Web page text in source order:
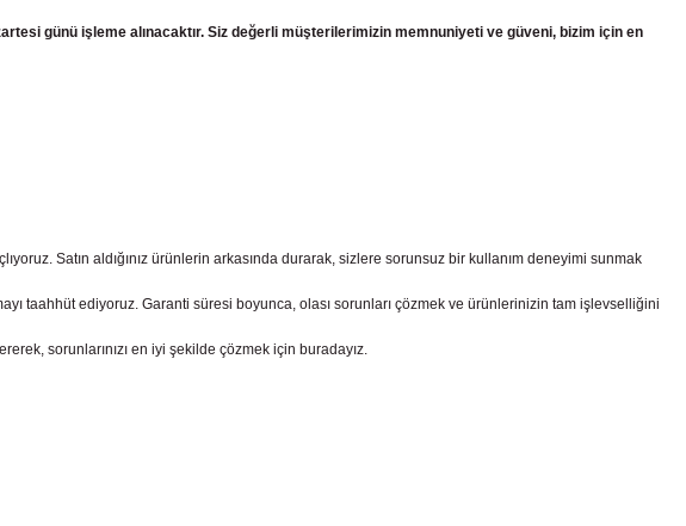
günü işleme alınacaktır. Siz değerli müşterilerimizin memnuniyeti ve güveni, bizim için en
Satın aldığınız ürünlerin arkasında durarak, sizlere sorunsuz bir kullanım deneyimi sunmak
taahhüt ediyoruz. Garanti süresi boyunca, olası sorunları çözmek ve ürünlerinizin tam işlevselliğini
sorunlarınızı en iyi şekilde çözmek için buradayız.